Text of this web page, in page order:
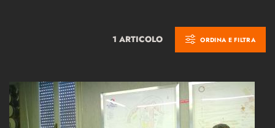
1 ARTICOLO ORDINA E FILTRA